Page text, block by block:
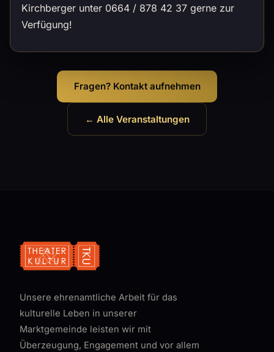
Kirchberger unter 0664 / 878 42 37 gerne zur
Verfügung!
Fragen? Kontakt aufnehmen
← Alle Veranstaltungen
Unsere ehrenamtliche Arbeit für das
kulturelle Leben in unserer
Marktgemeinde leisten wir mit
Überzeugung, Engagement und vor allem